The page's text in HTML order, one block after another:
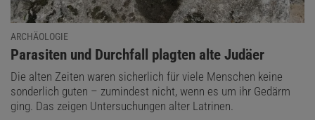
ARCHÄOLOGIE
:
Parasiten und Durchfall plagten alte Judäer
Die alten Zeiten waren sicherlich für viele Menschen keine
sonderlich guten – zumindest nicht, wenn es um ihr Gedärm
ging. Das zeigen Untersuchungen alter Latrinen.